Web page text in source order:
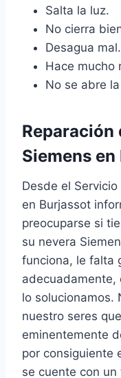
Salta la luz.
No cierra
Desagua mal.
Hace mucho
No se abre
Siemens
Desde el
en Burjassot
preocuparse si
su nevera
funciona, le falta
adecuadamente,
lo solucionamos.
nuestro seres
eminentemente
por consiguiente
se cuente con